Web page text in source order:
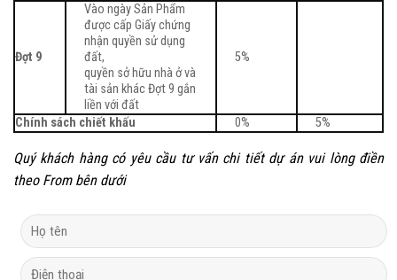
Đợt 9
Vào ngày Sản Phẩm
được cấp Giấy chứng
nhận quyền sử dụng
đất,
quyền sở hữu nhà ở và
tài sản khác Đợt 9 gắn
liền với đất
5%
Chính sách chiết khấu 0% 5%
Quý khách hàng có yêu cầu tư vấn chi tiết dự án vui lòng điền
theo From bên dưới